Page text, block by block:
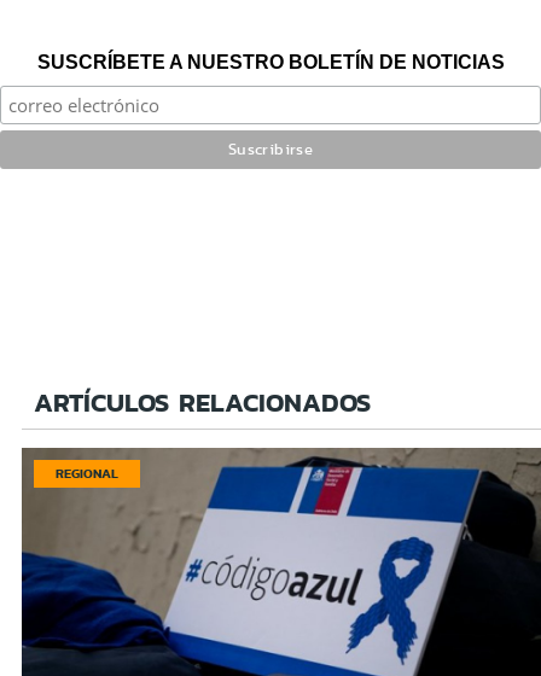
SUSCRÍBETE A NUESTRO BOLETÍN DE NOTICIAS
ARTÍCULOS RELACIONADOS
REGIONAL